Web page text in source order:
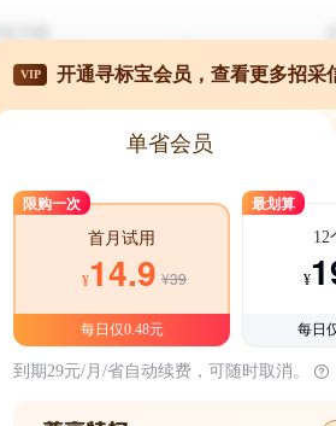
VIP 开通寻标宝会员，查看更多招采
单省会员
限购一次
首月试用
¥14.9 ¥39
每日仅0.48元
最划算
12
¥
每日
到期29元/月/省自动续费，可随时取消。